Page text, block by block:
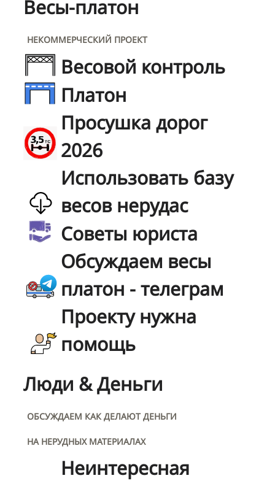
Весы-платон
НЕКОММЕРЧЕСКИЙ ПРОЕКТ
Весовой контроль
Платон
Просушка дорог
2026
Использовать базу
весов нерудас
Советы юриста
Обсуждаем весы
платон - телеграм
Проекту нужна
помощь
Люди & Деньги
ОБСУЖДАЕМ КАК ДЕЛАЮТ ДЕНЬГИ
НА НЕРУДНЫХ МАТЕРИАЛАХ
Неинтересная